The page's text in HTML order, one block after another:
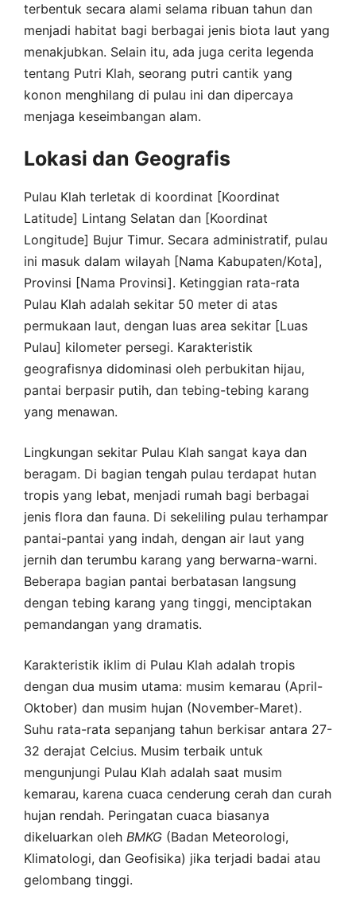
terbentuk secara alami selama ribuan tahun dan
menjadi habitat bagi berbagai jenis biota laut yang
menakjubkan. Selain itu, ada juga cerita legenda
tentang Putri Klah, seorang putri cantik yang
konon menghilang di pulau ini dan dipercaya
menjaga keseimbangan alam.
Lokasi dan Geografis
Pulau Klah terletak di koordinat [Koordinat
Latitude] Lintang Selatan dan [Koordinat
Longitude] Bujur Timur. Secara administratif, pulau
ini masuk dalam wilayah [Nama Kabupaten/Kota],
Provinsi [Nama Provinsi]. Ketinggian rata-rata
Pulau Klah adalah sekitar 50 meter di atas
permukaan laut, dengan luas area sekitar [Luas
Pulau] kilometer persegi. Karakteristik
geografisnya didominasi oleh perbukitan hijau,
pantai berpasir putih, dan tebing-tebing karang
yang menawan.
Lingkungan sekitar Pulau Klah sangat kaya dan
beragam. Di bagian tengah pulau terdapat hutan
tropis yang lebat, menjadi rumah bagi berbagai
jenis flora dan fauna. Di sekeliling pulau terhampar
pantai-pantai yang indah, dengan air laut yang
jernih dan terumbu karang yang berwarna-warni.
Beberapa bagian pantai berbatasan langsung
dengan tebing karang yang tinggi, menciptakan
pemandangan yang dramatis.
Karakteristik iklim di Pulau Klah adalah tropis
dengan dua musim utama: musim kemarau (April-
Oktober) dan musim hujan (November-Maret).
Suhu rata-rata sepanjang tahun berkisar antara 27-
32 derajat Celcius. Musim terbaik untuk
mengunjungi Pulau Klah adalah saat musim
kemarau, karena cuaca cenderung cerah dan curah
hujan rendah. Peringatan cuaca biasanya
dikeluarkan oleh BMKG (Badan Meteorologi,
Klimatologi, dan Geofisika) jika terjadi badai atau
gelombang tinggi.